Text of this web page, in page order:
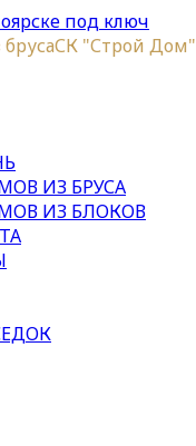
СК "Строй Дом"
ИЗ БРУСА
ИЗ БЛОКОВ